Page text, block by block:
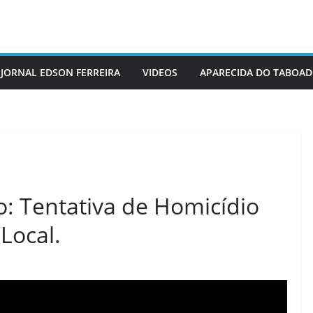
JORNAL EDSON FERREIRA VIDEOS APARECIDA DO
Tentativa de Homicídio